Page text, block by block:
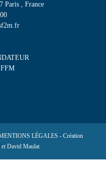
Paris , France
LÉGALES - Création
et David Maulat